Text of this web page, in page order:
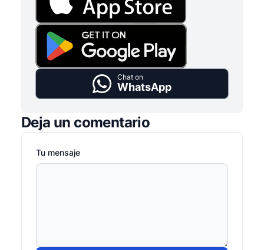
Chat on
WhatsApp
Deja un comentario
Tu mensaje